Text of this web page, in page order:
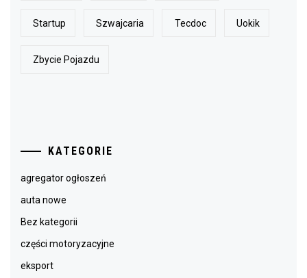
Startup Szwajcaria Tecdoc Uokik
Zbycie Pojazdu
KATEGORIE
agregator ogłoszeń
auta nowe
Bez kategorii
części motoryzacyjne
eksport